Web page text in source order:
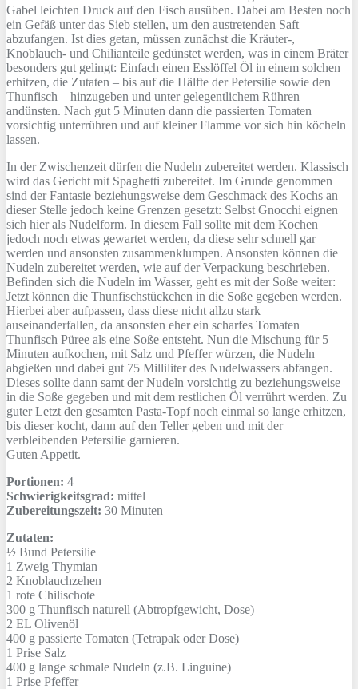
Gabel leichten Druck auf den Fisch ausüben. Dabei am Besten noch
ein Gefäß unter das Sieb stellen, um den austretenden Saft
abzufangen. Ist dies getan, müssen zunächst die Kräuter-,
Knoblauch- und Chilianteile gedünstet werden, was in einem Bräter
besonders gut gelingt: Einfach einen Esslöffel Öl in einem solchen
erhitzen, die Zutaten – bis auf die Hälfte der Petersilie sowie den
Thunfisch – hinzugeben und unter gelegentlichem Rühren
andünsten. Nach gut 5 Minuten dann die passierten Tomaten
vorsichtig unterrühren und auf kleiner Flamme vor sich hin köcheln
lassen.
In der Zwischenzeit dürfen die Nudeln zubereitet werden. Klassisch
wird das Gericht mit Spaghetti zubereitet. Im Grunde genommen
sind der Fantasie beziehungsweise dem Geschmack des Kochs an
dieser Stelle jedoch keine Grenzen gesetzt: Selbst Gnocchi eignen
sich hier als Nudelform. In diesem Fall sollte mit dem Kochen
jedoch noch etwas gewartet werden, da diese sehr schnell gar
werden und ansonsten zusammenklumpen. Ansonsten können die
Nudeln zubereitet werden, wie auf der Verpackung beschrieben.
Befinden sich die Nudeln im Wasser, geht es mit der Soße weiter:
Jetzt können die Thunfischstückchen in die Soße gegeben werden.
Hierbei aber aufpassen, dass diese nicht allzu stark
auseinanderfallen, da ansonsten eher ein scharfes Tomaten
Thunfisch Püree als eine Soße entsteht. Nun die Mischung für 5
Minuten aufkochen, mit Salz und Pfeffer würzen, die Nudeln
abgießen und dabei gut 75 Milliliter des Nudelwassers abfangen.
Dieses sollte dann samt der Nudeln vorsichtig zu beziehungsweise
in die Soße gegeben und mit dem restlichen Öl verrührt werden. Zu
guter Letzt den gesamten Pasta-Topf noch einmal so lange erhitzen,
bis dieser kocht, dann auf den Teller geben und mit der
verbleibenden Petersilie garnieren.
Guten Appetit.
Portionen: 4
Schwierigkeitsgrad: mittel
Zubereitungszeit: 30 Minuten
Zutaten:
½ Bund Petersilie
1 Zweig Thymian
2 Knoblauchzehen
1 rote Chilischote
300 g Thunfisch naturell (Abtropfgewicht, Dose)
2 EL Olivenöl
400 g passierte Tomaten (Tetrapak oder Dose)
1 Prise Salz
400 g lange schmale Nudeln (z.B. Linguine)
1 Prise Pfeffer